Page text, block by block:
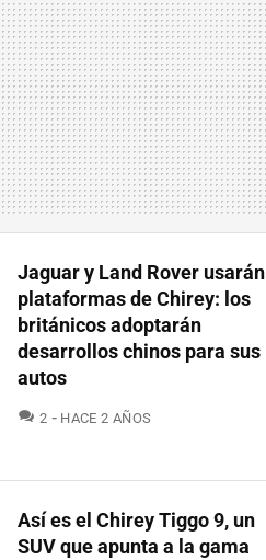
Jaguar y Land Rover usarán
plataformas de Chirey: los
británicos adoptarán
desarrollos chinos para sus
autos
2 COMENTARIOS
HACE 2 AÑOS
Así es el Chirey Tiggo 9, un
SUV que apunta a la gama